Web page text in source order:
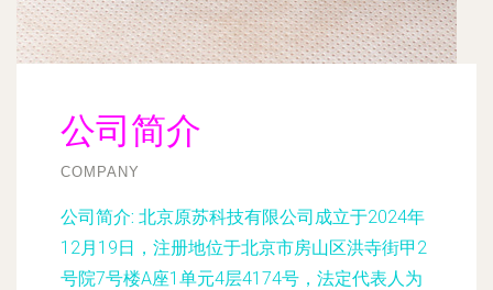
公司简介
COMPANY
公司简介: 北京原苏科技有限公司成立于2024年
12月19日，注册地位于北京市房山区洪寺街甲2
号院7号楼A座1单元4层4174号，法定代表人为